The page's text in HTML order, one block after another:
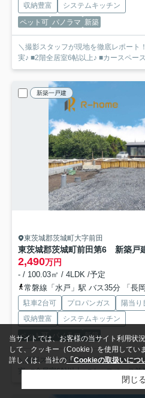
収納豊富
システムキッチン
ペット可 パノラマ 新築
＼撮影スタッフが現地を徹底レポート
実♪ ■2階全居室6帖以上♪ ■カースペー
新築一戸建
東茨城郡茨城町大字前田
東茨城郡茨城町前田第6 新築
2,490万円
- / 100.03㎡ / 4LDK /予定
常磐線「水戸」駅 バス35分 「長
駐車2台可 プロパンガス 陽当り
収納豊富
システムキッチン
ペット可
パノラマ 新築
＼撮影スタッフが現地を徹底レポート
実♪ ■全居室6帖以上♪ ■カースペース
当サイトでは、お客様の当サイト利用状
して、クッキー（Cookie）を使用してい
詳しくは、当社の「Cookieの取扱いにつ
閉じる